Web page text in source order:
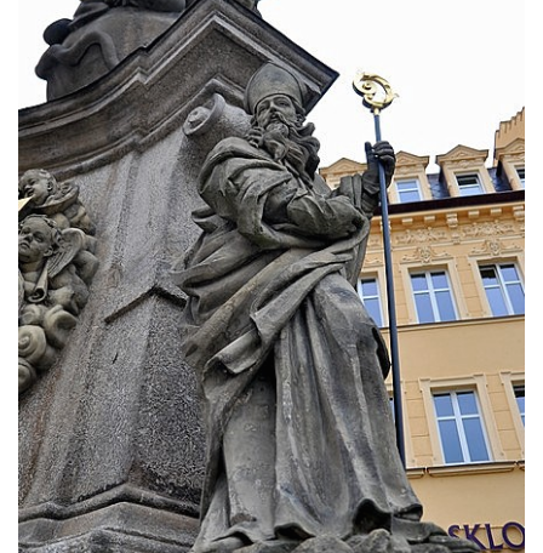
nad Ohří
Sloup Panny Marie v Mimoni
Sloup Panny Marie v Mnichově Hradišti
Sloup Panny Marie v Klášterci nad Ohří
Zbytek světeckého sloupu v Klášterci nad
Ohří
Sloup svatého Floriána v Žatci
Sloup Nejsvětější Trojice v Žatci
Sloup svatého Jana Nepomuckého v Žatci
Sloup se sochou Ukřižovaného v Žatci
Sloup Nejsvětější Trojice ve Stráži nad Ohří
Sloup Panny Marie Bolestné v Kralupech
nad Vltavou-Mikovicích
Sloup s kaplicí s reliéfy v Bílině
Sloup Panny Marie v Bílině